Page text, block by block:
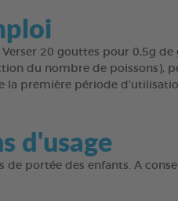
20 gouttes pour 0,5g
du nombre de poissons),
la première période
d'usage
de portée des enfants. A